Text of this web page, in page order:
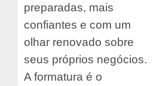
preparadas, mais
confiantes e com um
olhar renovado sobre
seus próprios negócios.
A formatura é o